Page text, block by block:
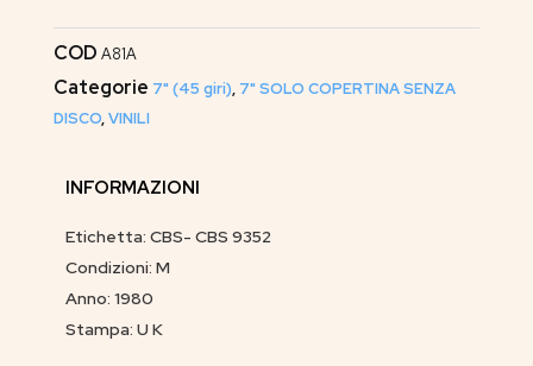
COD A81A
Categorie 7" (45 giri), 7" SOLO COPERTINA SENZA
DISCO,VINILI
INFORMAZIONI
Etichetta: CBS- CBS 9352
Condizioni: M
Anno: 1980
Stampa: U K